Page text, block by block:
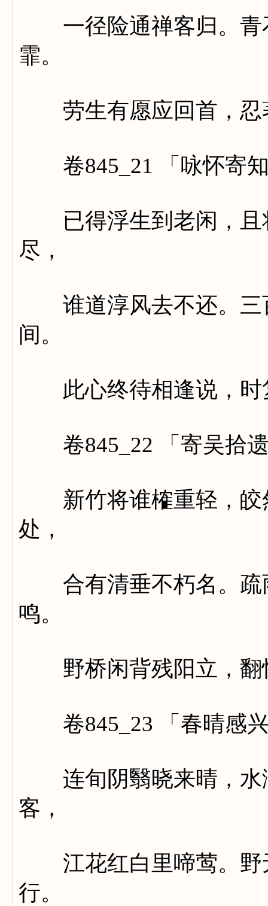
一径险通禅客归。青
霏。
劳生有愿应回首，忍
卷845_21 「咏怀寄
已得浮生到老闲，且
尽，
谁道淳风去不还。三
间。
此心终待相逢说，时
卷845_22 「寄吴拾
新竹将谁榷重轻，皎
处，
合有清垂不朽名。疏
鸣。
野桥闲背残阳立，翻
卷845_23 「春晴感
连旬阴翳晓来晴，水
客，
江花红白里啼莺。野
行。